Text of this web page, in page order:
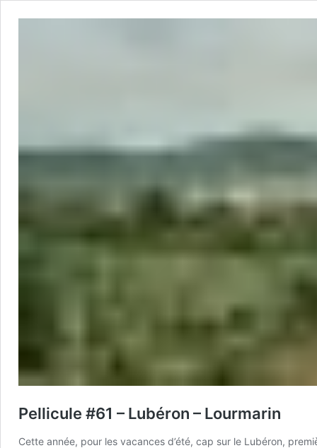
Pellicule #61 – Lubéron – Lourmarin
Cette année, pour les vacances d’été, cap sur le Lubéron,